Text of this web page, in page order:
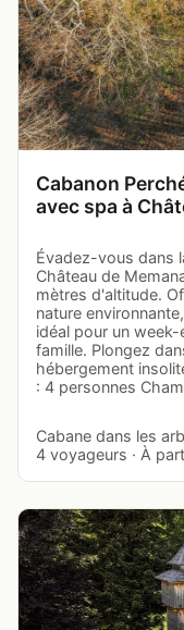
Cabanon
avec spa à
Évadez-vous dans
Château de
mètres d'altitude.
nature
idéal pour un
famille. Plongez
hébergement
: 4 personnes
Cabane dans les
4 voyageurs · À